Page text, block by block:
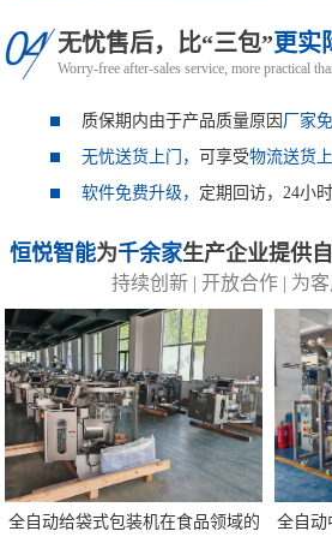
无忧售后，比“三包”更实
Worry-free after-sales service, more practical
质保期内由于产品质量原因 厂家
无忧送货上门，
可享受物流送货
软件免费升级， 定期回访，24小
恒悦智能为千余家生产企业提供
持续创新 | 开放合作 | 为
​全自动给袋式包装机在食品领域的 全自动